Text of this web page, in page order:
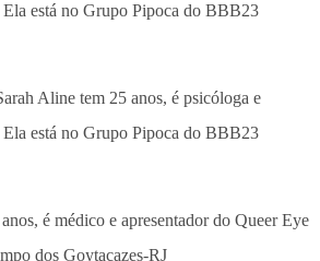
Aline tem 25 anos, é psicóloga e
Ela está no Grupo Pipoca do BBB23